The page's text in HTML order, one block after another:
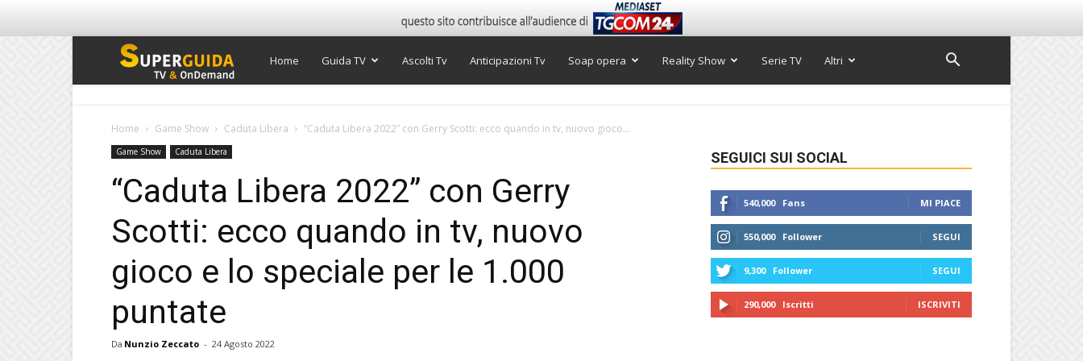
Super
Home Guida TV Ascolti Tv Anticipazioni Tv Soap opera Reality Show Serie TV Altri
Home Game Show Caduta Libera “Caduta Libera 2022” con Gerry Scotti: ecco quando in tv, nuovo gioco...
Game Show Caduta Libera
“Caduta Libera 2022” con Gerry
Scotti: ecco quando in tv, nuovo
gioco e lo speciale per le 1.000
puntate
Da Nunzio Zeccato - 24 Agosto 2022
SEGUICI SUI SOCIAL
540,000 Fans MI PIACE
550,000 Follower SEGUI
9,300 Follower SEGUI
290,000 Iscritti ISCRIVITI